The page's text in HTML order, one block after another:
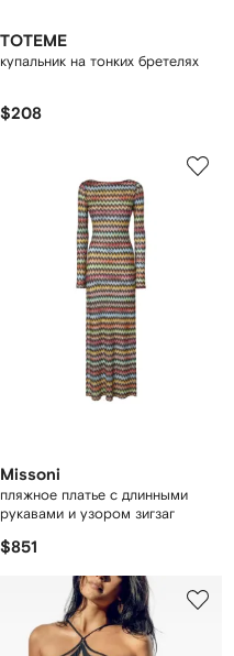
TOTEME
купальник на тонких бретелях
$208
Missoni
пляжное платье с длинными
рукавами и узором зигзаг
$851